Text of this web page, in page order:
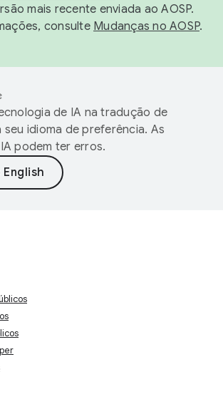
mais recente enviada ao AOSP.
consulte Mudanças no AOSP.
de IA na tradução de
idioma de preferência. As
podem ter erros.